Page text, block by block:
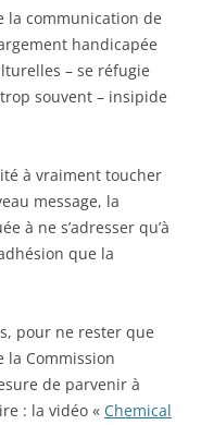
la communication de
handicapée
– se réfugie
souvent – insipide
à vraiment toucher
message, la
à ne s’adresser qu’à
que la
pour ne rester que
Commission
de parvenir à
: la vidéo « Chemical